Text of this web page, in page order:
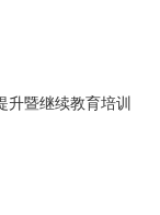
暨继续教育培训